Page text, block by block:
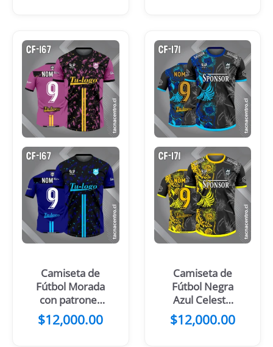
Camiseta de
Fútbol Morada
con patrones
de color negro
y 2 Lineas
$12,000.00
Camiseta de
Fútbol Negra
Azul Celeste
con Flores
$12,000.00